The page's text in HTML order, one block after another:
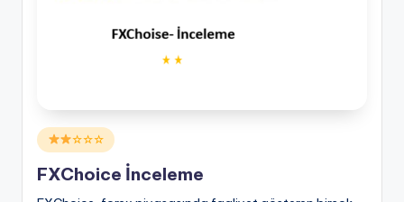
Posted
in
☆☆☆
FXChoice İnceleme